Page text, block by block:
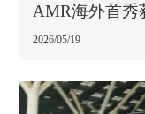
AMR海外首秀
2026/05/19